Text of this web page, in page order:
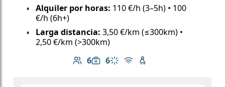
Alquiler por horas: 110 €/h (3–5h) • 100
€/h (6h+)
Larga distancia: 3,50 €/km (≤300km) •
2,50 €/km (>300km)
6
Número de pasajeros: 6
6
Capacidad de equipaje: 6
Aire acondicionado
Wi-Fi gratuito
Asiento infantil